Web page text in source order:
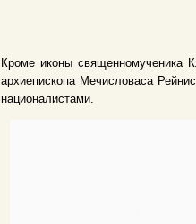
Кроме иконы священномученика
архиепископа Мечисловаса
националистами.